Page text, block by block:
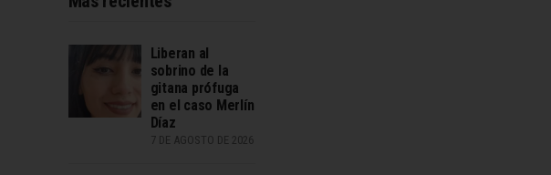
Liberan al
sobrino de la
gitana prófuga
en el caso Merlín
Díaz
7 DE AGOSTO DE 2026